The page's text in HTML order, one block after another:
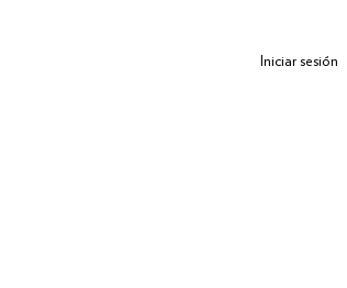
Iniciar sesión